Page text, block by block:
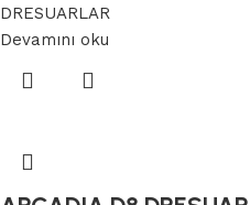
DRESUARLAR
Devamını oku